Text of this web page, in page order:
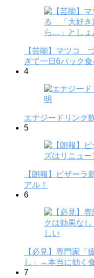
【芸能】マツコ
ぎて一日6パック
4
エナジードリンク
5
【朗報】ピザーラ
アル！
6
【必見】専門家「
し」→本当に効く
7